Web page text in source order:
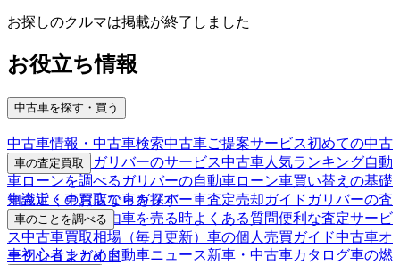
お探しのクルマは掲載が終了しました
お役立ち情報
中古車を探す・買う
中古車情報・中古車検索中古車ご提案サービス初めての中古
車購入ガイド
ガリバーのサービス中古車人気ランキング自動
車ローンを調べる ガリバーの自動車ローン車買い替えの基礎
知識近くのお店で車を探す
車の査定買取
車査定・車買取ならガリバー車査定売却ガイド ガリバーの査
定が選ばれる理由車を売る時よくある質問便利な査定サービ
ス中古車買取相場（毎月更新） 車の個人売買ガイド中古車オ
ークションガイド
車のことを調べる
車初心者まとめ自動車ニュース新車・中古車カタログ車の燃